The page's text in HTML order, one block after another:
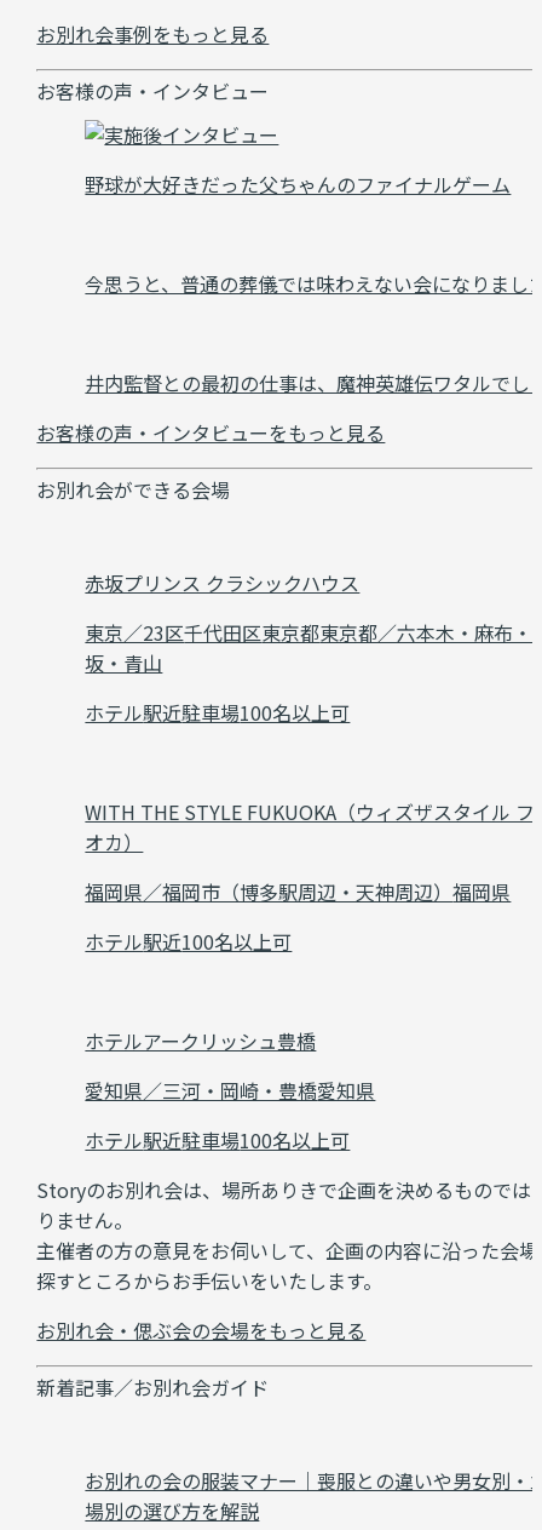
お別れ会事例をもっと見る
お客様の声・インタビュー
野球が大好きだった父ちゃんのファイナルゲーム
今思うと、普通の葬儀では味わえない会になりまし
井内監督との最初の仕事は、魔神英雄伝ワタルでし
お客様の声・インタビューをもっと見る
お別れ会ができる会場
赤坂プリンス クラシックハウス
東京／23区千代田区東京都東京都／六本木・麻布・
坂・青山
ホテル駅近駐車場100名以上可
WITH THE STYLE FUKUOKA（ウィズザスタイル フ
オカ）
福岡県／福岡市（博多駅周辺・天神周辺）福岡県
ホテル駅近100名以上可
ホテルアークリッシュ豊橋
愛知県／三河・岡崎・豊橋愛知県
ホテル駅近駐車場100名以上可
Storyのお別れ会は、場所ありきで企画を決めるものでは
りません。
主催者の方の意見をお伺いして、企画の内容に沿った会
探すところからお手伝いをいたします。
お別れ会・偲ぶ会の会場をもっと見る
新着記事／お別れ会ガイド
お別れの会の服装マナー｜喪服との違いや男女別・
場別の選び方を解説